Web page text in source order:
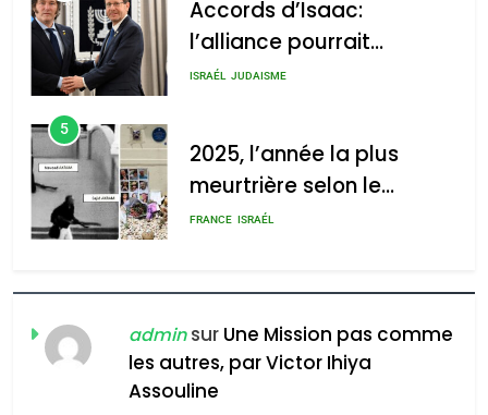
Accords d’Isaac:
l’alliance pourrait
s’étendre à 13 pays
ISRAÉL JUDAISME
5
2025, l’année la plus
meurtrière selon le
rapport d’ADL contre
FRANCE ISRAÉL
FIÈRE, DIGNE ET RÉSILIENTE :
POURQUOI JE REVENDIQUE
MA JUDAÏTE par Thérèse
Zrihen-Dvir
ISRAÉL JUDAISME
adminsur Une Mission pas comme
les autres, par Victor Ihiya
Assouline